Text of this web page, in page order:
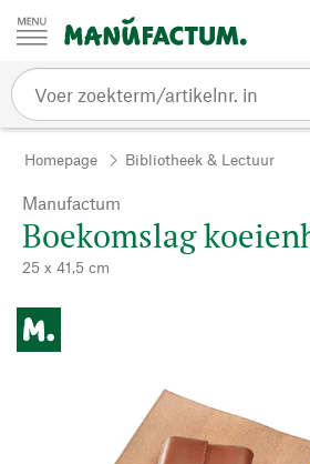
Passer au contenu
Homepage Bibliotheek & Lectuur
Manufactum
Boekomslag
25 x 41,5 cm